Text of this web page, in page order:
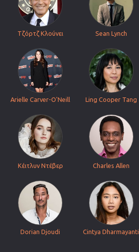
Τζόρτζ Κλούνει Sean Lynch
Arielle Carver-O'Neill Ling Cooper Tang
Κέιτλυν Ντέβερ Charles Allen
Dorian Djoudi Cintya Dharmayanti